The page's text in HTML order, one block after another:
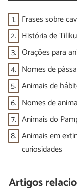
1. Frases sobre
2. História de
3. Orações para
4. Nomes de
5. Animais de
6. Nomes de
7. Animais do
8. Animais em
curiosidades
Artigos